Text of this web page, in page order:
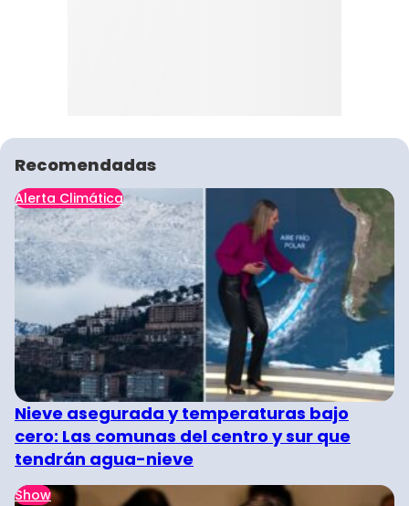
Recomendadas
Alerta Climática
Nieve asegurada y temperaturas bajo
cero: Las comunas del centro y sur que
tendrán agua-nieve
Show